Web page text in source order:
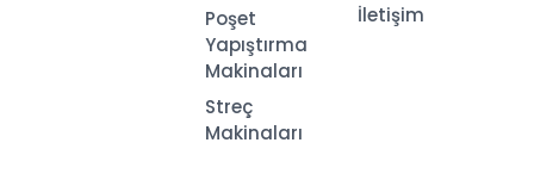
Poşet
Yapıştırma
Makinaları
Streç
Makinaları
İletişim